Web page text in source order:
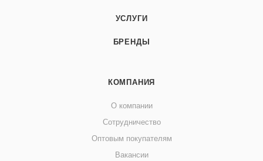
УСЛУГИ
БРЕНДЫ
КОМПАНИЯ
О компании
Сотрудничество
Оптовым покупателям
Вакансии